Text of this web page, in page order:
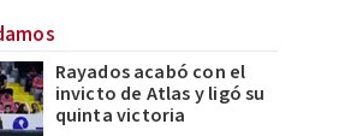
Rayados acabó con el
invicto de Atlas y ligó su
quinta victoria